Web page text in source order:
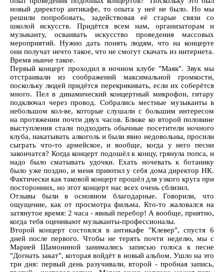
новый директор антикафе, то опыта у неё не было. Но мы
решили попробовать, задействовав её старые связи со
школой искусств. Придётся всем нам, организаторам и
музыканту, осваивать искусство проведения массовых
мероприятий. Нужно дать понять людям, что на концерте
они получат нечто такое, что не смогут скачать из интернета.
Время нынче такое.
Первый концерт проходил в ночном клубе "Маяк". Звук мы
отстраивали из соображений максимальной громкости,
поскольку людей придётся перекрикивать, если их соберётся
много. Пел в динамический концертный микрофон, гитару
подключал через провод. Собрались местные музыканты в
небольшом кол-ве, которые слушали с большим интересом
на протяжении почти двух часов. Ближе ко второй половине
выступления стали подходить обычные посетители ночного
клуба, накатывать алкоголь и были явно недовольны, просили
сыграть что-то армейское, и вообще, когда у него песни
закончатся? Когда концерт подошёл к концу, грянула попса, и
надо было сматывать удочки. Ехать ночевать к ботанику
было уже поздно, и меня приютил у себя дома директор НК.
Фактически как таковой концерт прошёл для узкого круга при
посторонних, но этот концерт нас всех очень сблизил.
Отзывы были в основном благодарные. Говорили, что
ощущение, как от просмотра фильма. Кто-то жаловался на
затянутое время: 2 часа - явный перебор! А вообще, приятно,
когда тебя оценивают музыканты-профессионалы.
Второй концерт состоялся в антикафе "Клевер", спустя 6
дней после первого. Чтобы не терять почти неделю, мы с
Марией Шамониной занимались записью голоса к песне
"Догнать закат", которая войдёт в новый альбом. Ушло на это
три дня: первый день разучивали, второй - пробная запись,